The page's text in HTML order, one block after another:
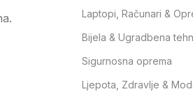
Laptopi, Računari &
Bijela & Ugradbena
Sigurnosna oprema
Ljepota, Zdravlje &